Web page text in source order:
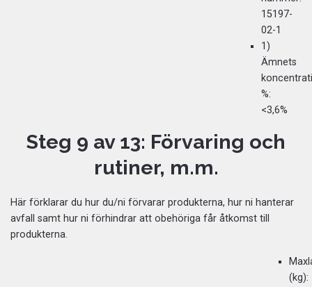
15197-
02-1
1)
Ämnets
%:
<3,6%
Steg 9 av 13: Förvaring och
rutiner, m.m.
Här förklarar du hur du/ni förvarar produkterna, hur ni hanterar
avfall samt hur ni förhindrar att obehöriga får åtkomst till
produkterna.
(kg):